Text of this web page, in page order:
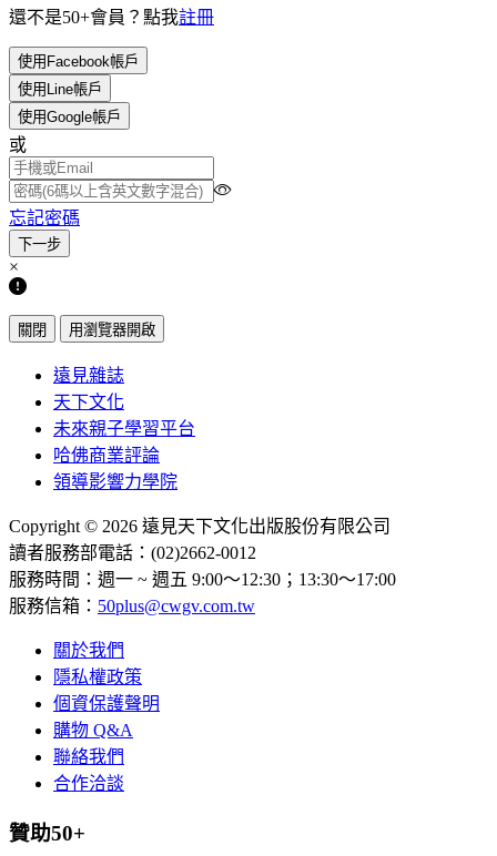
還不是50+會員？點我註冊
使用Facebook帳戶
使用Line帳戶
使用Google帳戶
或
忘記密碼
×
關閉 用瀏覽器開啟
遠見雜誌
天下文化
未來親子學習平台
哈佛商業評論
領導影響力學院
Copyright © 2026 遠見天下文化出版股份有限公司
讀者服務部電話：(02)2662-0012
服務時間：週一 ~ 週五 9:00～12:30；13:30～17:00
服務信箱： 50plus@cwgv.com.tw
關於我們
隱私權政策
個資保護聲明
購物 Q&A
聯絡我們
合作洽談
贊助50+